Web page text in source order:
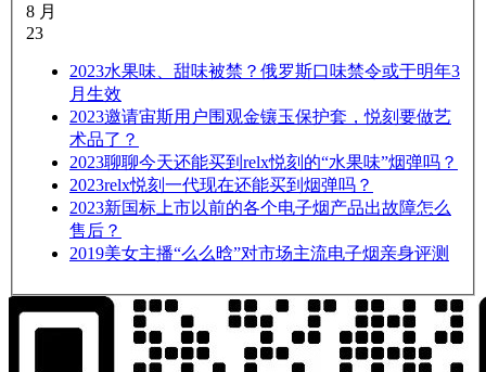
8 月
23
2023水果味、甜味被禁？俄罗斯口味禁令或于明年3
月生效
2023邀请宙斯用户围观金镶玉保护套，悦刻要做艺
术品了？
2023聊聊今天还能买到relx悦刻的“水果味”烟弹吗？
2023relx悦刻一代现在还能买到烟弹吗？
2023新国标上市以前的各个电子烟产品出故障怎么
售后？
2019美女主播“么么晗”对市场主流电子烟亲身评测